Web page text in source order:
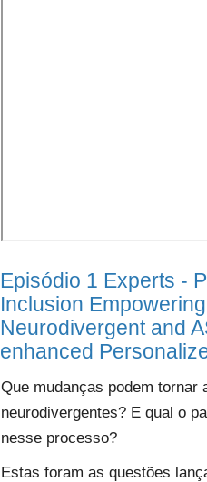
Episódio 1 Experts -
Inclusion
Neurodivergent and
enhanced
Que mudanças podem
neurodivergentes? E qual o
nesse processo?
Estas foram as questões